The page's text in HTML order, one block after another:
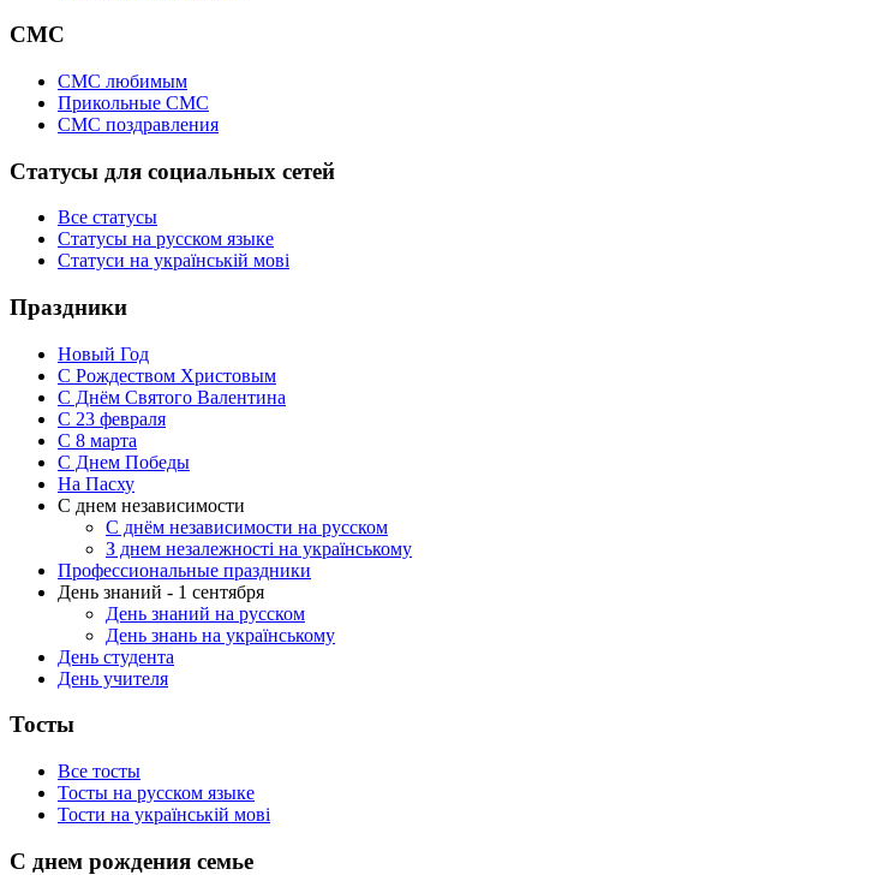
СМС
СМС любимым
Прикольные СМС
СМС поздравления
Статусы для социальных сетей
Все статусы
Статусы на русском языке
Статуси на українській мові
Праздники
Новый Год
С Рождеством Христовым
С Днём Святого Валентина
С 23 февраля
C 8 марта
С Днем Победы
На Пасху
С днем независимости
С днём независимости на русском
З днем незалежності на українському
Профессиональные праздники
День знаний - 1 сентября
День знаний на русском
День знань на українському
День студента
День учителя
Тосты
Все тосты
Тосты на русском языке
Тости на українській мові
С днем рождения семье